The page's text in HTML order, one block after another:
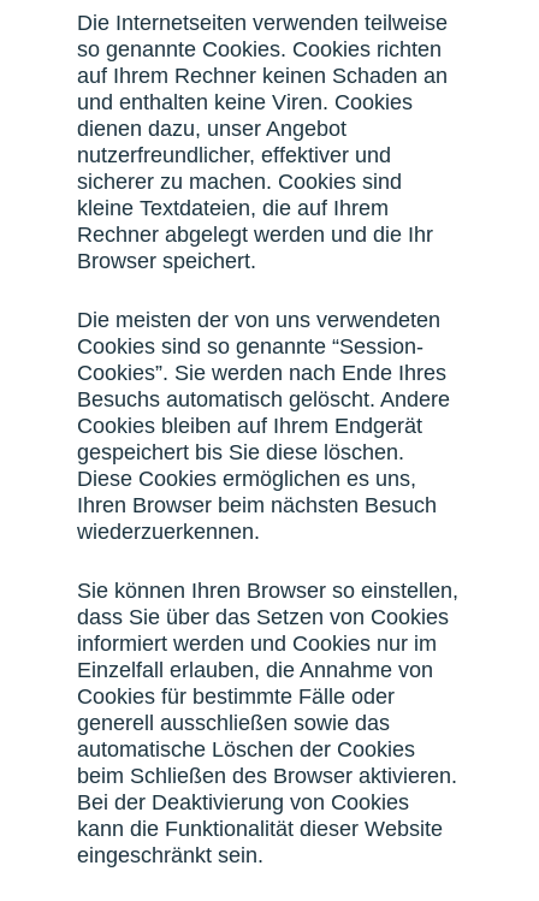
Die Internetseiten verwenden teilweise
so genannte Cookies. Cookies richten
auf Ihrem Rechner keinen Schaden an
und enthalten keine Viren. Cookies
dienen dazu, unser Angebot
nutzerfreundlicher, effektiver und
sicherer zu machen. Cookies sind
kleine Textdateien, die auf Ihrem
Rechner abgelegt werden und die Ihr
Browser speichert.
Die meisten der von uns verwendeten
Cookies sind so genannte “Session-
Cookies”. Sie werden nach Ende Ihres
Besuchs automatisch gelöscht. Andere
Cookies bleiben auf Ihrem Endgerät
gespeichert bis Sie diese löschen.
Diese Cookies ermöglichen es uns,
Ihren Browser beim nächsten Besuch
wiederzuerkennen.
Sie können Ihren Browser so einstellen,
dass Sie über das Setzen von Cookies
informiert werden und Cookies nur im
Einzelfall erlauben, die Annahme von
Cookies für bestimmte Fälle oder
generell ausschließen sowie das
automatische Löschen der Cookies
beim Schließen des Browser aktivieren.
Bei der Deaktivierung von Cookies
kann die Funktionalität dieser Website
eingeschränkt sein.